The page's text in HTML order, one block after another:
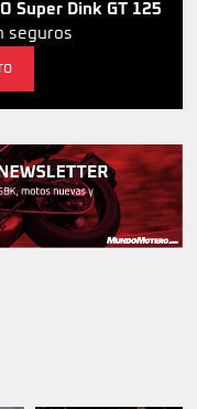
Super Dink GT 125
seguros